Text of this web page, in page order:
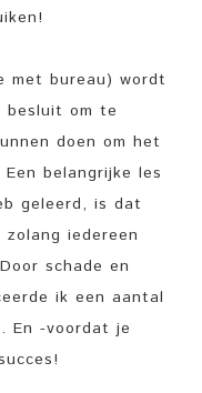
met bureau) wordt
besluit om te
doen om het
belangrijke les
geleerd, is dat
zolang iedereen
schade en
ik een aantal
En -voordat je